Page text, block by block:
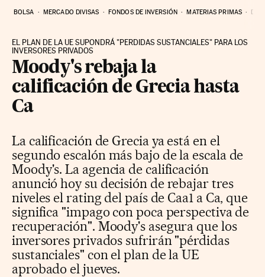
BOLSA MERCADO DIVISAS FONDOS DE INVERSIÓN MATERIAS PRIMAS
EL PLAN DE LA UE SUPONDRÁ "PERDIDAS SUSTANCIALES" PARA LOS
INVERSORES PRIVADOS
Moody's rebaja la
calificación de Grecia hasta
Ca
La calificación de Grecia ya está en el
segundo escalón más bajo de la escala de
Moody's. La agencia de calificación
anunció hoy su decisión de rebajar tres
niveles el rating del país de Caa1 a Ca, que
significa "impago con poca perspectiva de
recuperación". Moody's asegura que los
inversores privados sufrirán "pérdidas
sustanciales" con el plan de la UE
aprobado el jueves.